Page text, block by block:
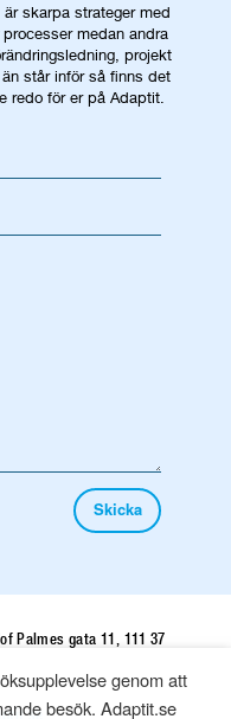
skarpa strateger med
medan andra
projekt
står inför så finns det
redo för er på Adaptit.
Palmes gata 11, 111 37
genom att
besök. Adaptit.se